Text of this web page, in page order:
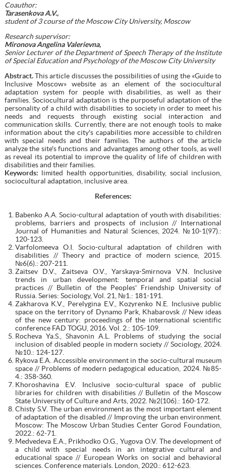
Coauthor:
Tarasenkova A.V.,
student of 3 course of the Moscow City University, Moscow
Research supervisor:
Mironova Angelina Valerievna,
Senior Lecturer of the Department of Speech Therapy of the Institute
of Special Education and Psychology of the Moscow City University
Abstract.This article discusses the possibilities of using the «Guide to
Inclusive Moscow» website as an element of the sociocultural
adaptation system for people with disabilities, as well as their
families. Sociocultural adaptation is the purposeful adaptation of the
personality of a child with disabilities to society in order to meet his
needs and requests through existing social interaction and
communication skills. Currently, there are not enough tools to make
information about the city's capabilities more accessible to children
with special needs and their families. The authors of the article
analyze the site's functions and advantages among other tools, as well
as reveal its potential to improve the quality of life of children with
disabilities and their families.
Keywords: limited health opportunities, disability, social inclusion,
sociocultural adaptation, inclusive area.
References:
Babenko A.A. Socio-cultural adaptation of youth with disabilities:
problems, barriers and prospects of inclusion // International
Journal of Humanities and Natural Sciences, 2024. №10-1(97).:
120-123.
Varfolomeeva O.I. Socio-cultural adaptation of children with
disabilities // Theory and practice of modern science, 2015.
№6(6).: 207-211.
Zaitsev D.V., Zaitseva O.V., Yarskaya-Smirnova V.N. Inclusive
trends in urban development: temporal and spatial social
practices // Bulletin of the Peoples' Friendship University of
Russia. Series: Sociology, Vol. 21, №1.: 181-191.
Zakharova K.V., Perelygina E.V., Kozyrenko N.E. Inclusive public
space on the territory of Dynamo Park, Khabarovsk // New ideas
of the new century: proceedings of the international scientific
conference FAD TOGU, 2016. Vol. 2.: 105-109.
Rocheva Ya.S., Shavonin A.L. Problems of studying the social
inclusion of disabled people in modern society // Sociology, 2024.
№10.: 124-127.
Rykova E.A. Accessible environment in the socio-cultural museum
space // Problems of modern pedagogical education, 2024. №85-
4.: 358-360.
Khoroshavina E.V. Inclusive socio-cultural space of public
libraries for children with disabilities // Bulletin of the Moscow
State University of Culture and Arts, 2022. №2(106).: 160-172.
Chisty S.V. The urban environment as the most important element
of adaptation of the disabled // Improving the urban environment.
Moscow: The Moscow Urban Studies Center Gorod Foundation,
2022.: 62-71.
Medvedeva E.A., Prikhodko O.G., Yugova O.V. The development of
a child with special needs in an integrative cultural and
educational space // European Works on social and behavioral
sciences. Conference materials. London, 2020.: 612-623.